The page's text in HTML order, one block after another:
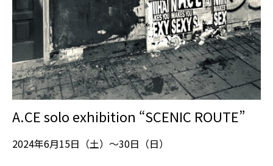
A.CE solo exhibition “SCENIC ROUTE”
2024年6月15日（土）～30日（日）